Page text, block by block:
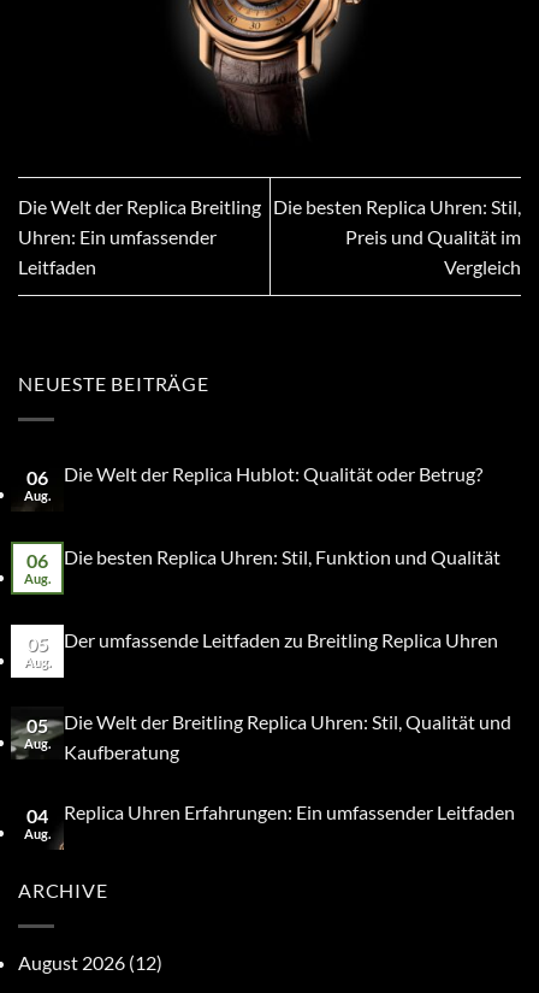
Die Welt der Replica Breitling
Uhren: Ein umfassender
Leitfaden
Die besten Replica Uhren: Stil,
Preis und Qualität im
Vergleich
NEUESTE BEITRÄGE
06
Aug.
Die Welt der Replica Hublot: Qualität oder Betrug?
06
Aug.
Die besten Replica Uhren: Stil, Funktion und Qualität
05
Aug.
Der umfassende Leitfaden zu Breitling Replica Uhren
05
Aug.
Die Welt der Breitling Replica Uhren: Stil, Qualität und
Kaufberatung
04
Aug.
Replica Uhren Erfahrungen: Ein umfassender Leitfaden
ARCHIVE
August 2026 (12)